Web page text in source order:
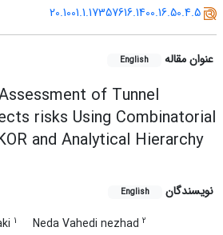
20.1001.1.17357616.1400.16.50.4.5
عنوان مقاله English
of Tunnel
risks Using Combinatorial
and Analytical Hierarchy
نویسندگان English
1 Neda Vahedi nezhad 2